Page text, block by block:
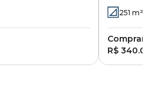
SP
251 m²
Comprar:
R$